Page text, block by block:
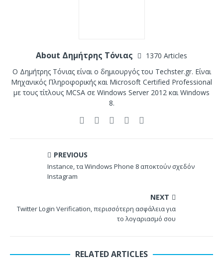
About Δημήτρης Τόνιας
1370 Articles
Ο Δημήτρης Τόνιας είναι ο δημιουργός του Techster.gr. Είναι
Μηχανικός Πληροφορικής και Microsoft Certified Professional
με τους τίτλους MCSA σε Windows Server 2012 και Windows
8.
PREVIOUS
Instance, τα Windows Phone 8 αποκτούν σχεδόν
Instagram
NEXT
Twitter Login Verification, περισσότερη ασφάλεια για
το λογαριασμό σου
RELATED ARTICLES